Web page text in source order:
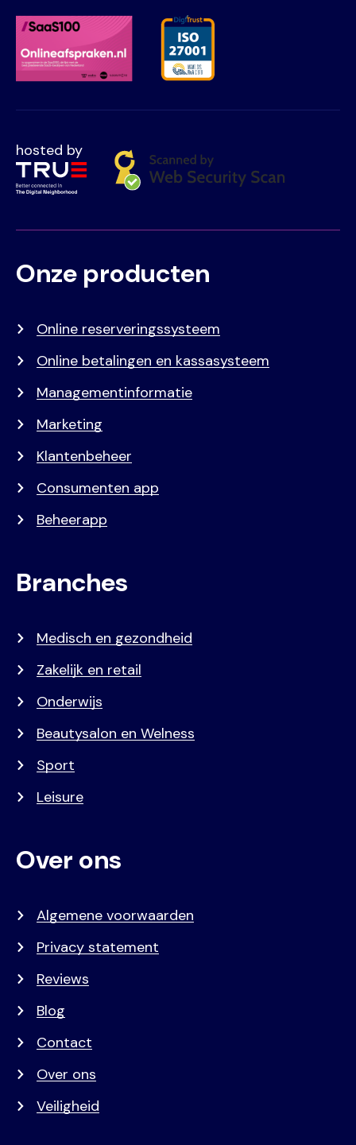
hosted by
Voet
Primair
Onze producten
Online reserveringssysteem
Online betalingen en kassasysteem
Managementinformatie
Marketing
Klantenbeheer
Consumenten app
Beheerapp
Branches
Medisch en gezondheid
Zakelijk en retail
Onderwijs
Beautysalon en Welness
Sport
Leisure
Over ons
Algemene voorwaarden
Privacy statement
Reviews
Blog
Contact
Over ons
Veiligheid